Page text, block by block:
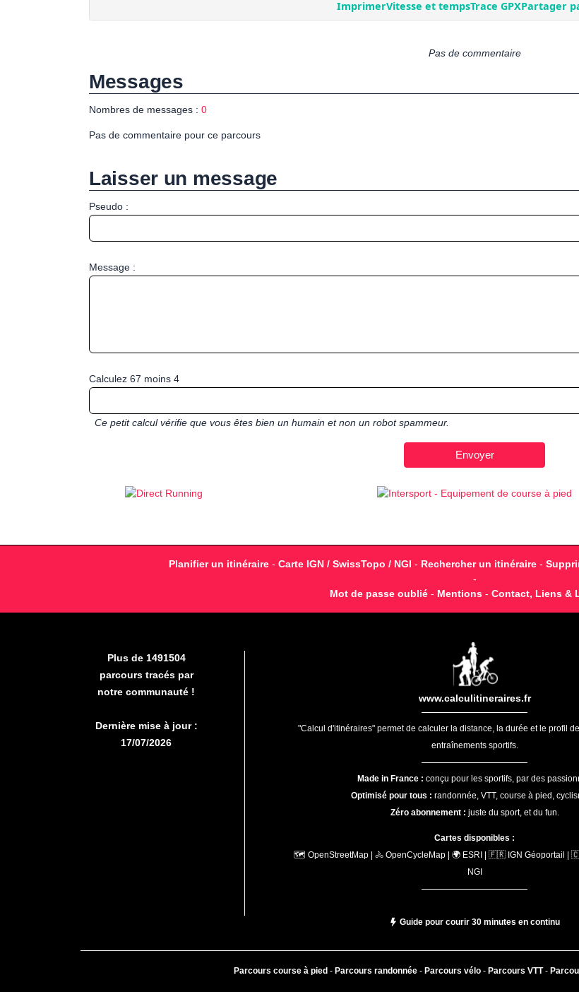
Pas de commentaire
Messages
Nombres de messages : 0
Pas de commentaire pour ce parcours
Laisser un message
Pseudo :
Message :
Calculez 67 moins 4
Ce petit calcul vérifie que vous êtes bien un humain et non un robot spammeur.
Planifier un itinéraire - Carte IGN / SwissTopo / NGI - Rechercher un itinéraire -
-
Mot de passe oublié- Mentions- Contact, Liens &
Plus de 1491504
parcours tracés par
notre communauté !
Dernière mise à jour :
17/07/2026
www.calculitineraires.fr
"Calcul d'itinéraires" permet de calculer la distance, la durée et le profil
entraînements sportifs.
Made in France : conçu pour les sportifs, par des
Optimisé pour tous : randonnée, VTT, course à pied,
Zéro abonnement : juste du sport, et du fun.
Cartes disponibles :
🗺️ OpenStreetMap | 🚴 OpenCycleMap | 🌍 ESRI | 🇫🇷 IGN Géoportail
NGI
Guide pour courir 30 minutes en continu
Parcours course à pied - Parcours randonnée- Parcours vélo- Parcours VTT-